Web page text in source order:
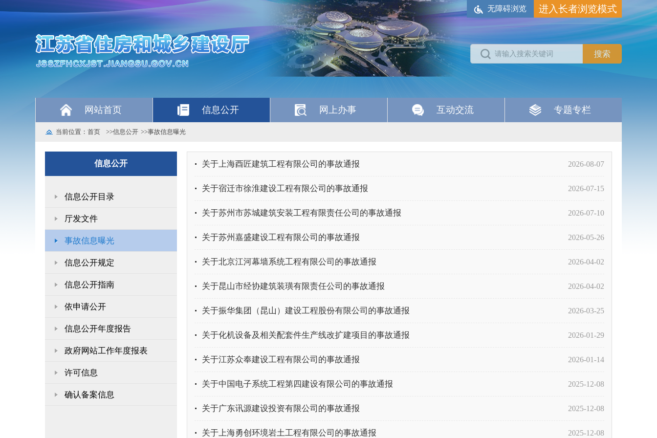
无障碍浏览 进入长者浏览模式
网站首页 信息公开 网上办事 互动交流 专题专栏
当前位置： 首页 >>信息公开 >>事故信息曝光
信息公开
信息公开目录
厅发文件
事故信息曝光
信息公开规定
信息公开指南
依申请公开
信息公开年度报告
政府网站工作年度报表
许可信息
确认备案信息
关于上海酉匠建筑工程有限公司的事故通报 2026-08-07
关于宿迁市徐淮建设工程有限公司的事故通报 2026-07-15
关于苏州市苏城建筑安装工程有限责任公司的事故通报 2026-07-10
关于苏州嘉盛建设工程有限公司的事故通报 2026-05-26
关于北京江河幕墙系统工程有限公司的事故通报 2026-04-02
关于昆山市经协建筑装璜有限责任公司的事故通报 2026-04-02
关于振华集团（昆山）建设工程股份有限公司的事故通报 2026-03-25
关于化机设备及相关配套件生产线改扩建项目的事故通报 2026-01-29
关于江苏众奉建设工程有限公司的事故通报 2026-01-14
关于中国电子系统工程第四建设有限公司的事故通报 2025-12-08
关于广东讯源建设投资有限公司的事故通报 2025-12-08
关于上海勇创环境岩土工程有限公司的事故通报 2025-12-08